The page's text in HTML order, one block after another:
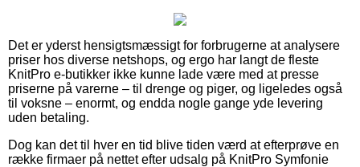
Det er yderst hensigtsmæssigt for forbrugerne at analysere
priser hos diverse netshops, og ergo har langt de fleste
KnitPro e-butikker ikke kunne lade være med at presse
priserne på varerne – til drenge og piger, og ligeledes også
til voksne – enormt, og endda nogle gange yde levering
uden betaling.
Dog kan det til hver en tid blive tiden værd at efterprøve en
række firmaer på nettet efter udsalg på KnitPro Symfonie